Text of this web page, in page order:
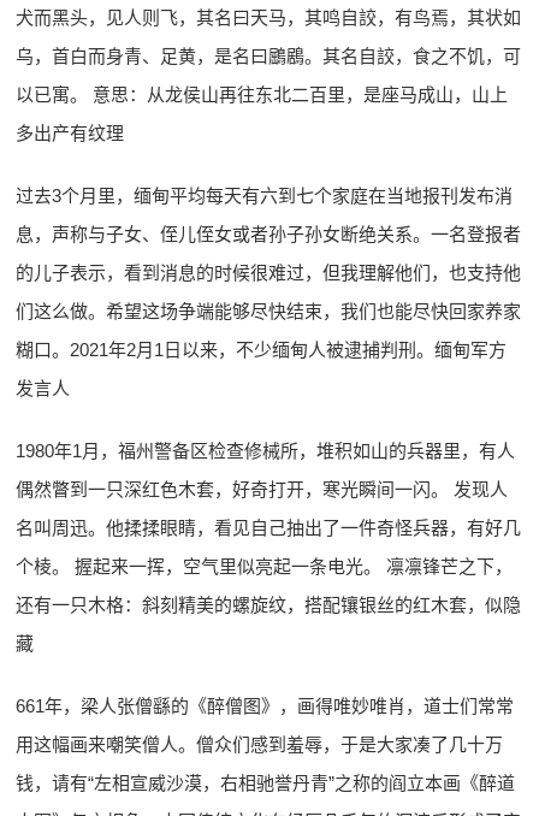
犬而黑头，见人则飞，其名曰天马，其鸣自詨，有鸟焉，其状如
乌，首白而身青、足黄，是名曰鶌鶋。其名自詨，食之不饥，可
以已寓。 意思：从龙侯山再往东北二百里，是座马成山，山上
多出产有纹理
过去3个月里，缅甸平均每天有六到七个家庭在当地报刊发布消
息，声称与子女、侄儿侄女或者孙子孙女断绝关系。一名登报者
的儿子表示，看到消息的时候很难过，但我理解他们，也支持他
们这么做。希望这场争端能够尽快结束，我们也能尽快回家养家
糊口。2021年2月1日以来，不少缅甸人被逮捕判刑。缅甸军方
发言人
1980年1月，福州警备区检查修械所，堆积如山的兵器里，有人
偶然瞥到一只深红色木套，好奇打开，寒光瞬间一闪。 发现人
名叫周迅。他揉揉眼睛，看见自己抽出了一件奇怪兵器，有好几
个棱。 握起来一挥，空气里似亮起一条电光。 凛凛锋芒之下，
还有一只木格：斜刻精美的螺旋纹，搭配镶银丝的红木套，似隐
藏
661年，梁人张僧繇的《醉僧图》，画得唯妙唯肖，道士们常常
用这幅画来嘲笑僧人。僧众们感到羞辱，于是大家凑了几十万
钱，请有“左相宣威沙漠，右相驰誉丹青”之称的阎立本画《醉道